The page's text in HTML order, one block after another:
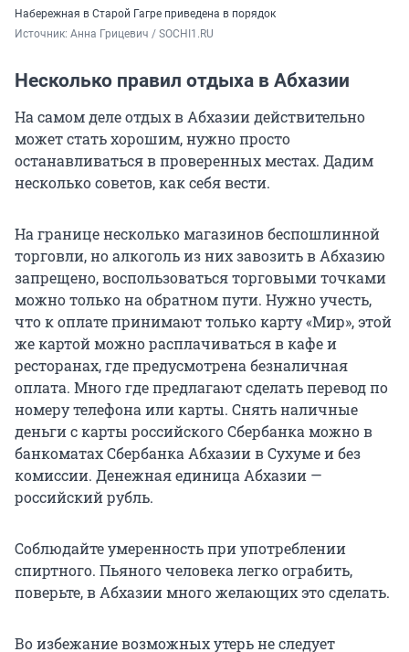
Набережная в Старой Гагре приведена в порядок
Источник: Анна Грицевич / SOCHI1.RU
Несколько правил отдыха в Абхазии
На самом деле отдых в Абхазии действительно
может стать хорошим, нужно просто
останавливаться в проверенных местах. Дадим
несколько советов, как себя вести.
На границе несколько магазинов беспошлинной
торговли, но алкоголь из них завозить в Абхазию
запрещено, воспользоваться торговыми точками
можно только на обратном пути. Нужно учесть,
что к оплате принимают только карту «Мир», этой
же картой можно расплачиваться в кафе и
ресторанах, где предусмотрена безналичная
оплата. Много где предлагают сделать перевод по
номеру телефона или карты. Снять наличные
деньги с карты российского Сбербанка можно в
банкоматах Сбербанка Абхазии в Сухуме и без
комиссии. Денежная единица Абхазии —
российский рубль.
Соблюдайте умеренность при употреблении
спиртного. Пьяного человека легко ограбить,
поверьте, в Абхазии много желающих это сделать.
Во избежание возможных утерь не следует